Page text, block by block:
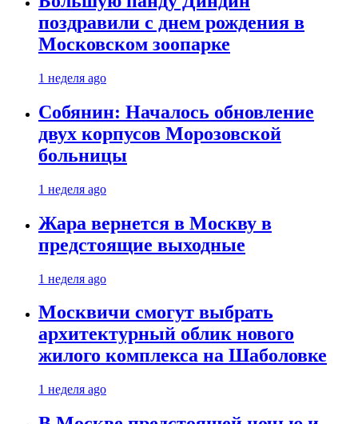
поздравили с днем рождения в
Московском зоопарке
1 неделя ago
Собянин: Началось обновление
двух корпусов Морозовской
больницы
1 неделя ago
Жара вернется в Москву в
предстоящие выходные
1 неделя ago
Москвичи смогут выбрать
архитектурный облик нового
жилого комплекса на Шаболовке
1 неделя ago